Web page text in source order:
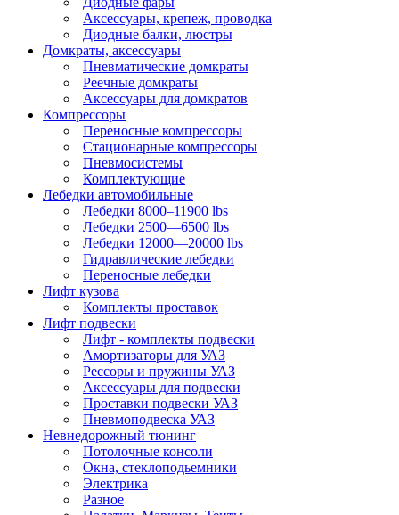
Аксессуары, крепеж, проводка
Диодные балки, люстры
Домкраты, аксессуары
Пневматические домкраты
Реечные домкраты
Аксессуары для домкратов
Компрессоры
Переносные компрессоры
Стационарные компрессоры
Пневмосистемы
Комплектующие
Лебедки автомобильные
Лебедки 8000–11900 lbs
Лебедки 2500—6500 lbs
Лебедки 12000—20000 lbs
Гидравлические лебедки
Переносные лебедки
Лифт кузова
Комплекты проставок
Лифт подвески
Лифт - комплекты подвески
Амортизаторы для УАЗ
Рессоры и пружины УАЗ
Аксессуары для подвески
Проставки подвески УАЗ
Пневмоподвеска УАЗ
Невнедорожный тюнинг
Потолочные консоли
Окна, стеклоподьемники
Электрика
Разное